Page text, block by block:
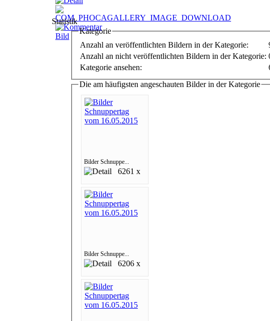
Statistik
Kategorie
Anzahl an veröffentlichten Bildern in der Kategorie:
Anzahl an nicht veröffentlichten Bildern in der Kategorie:
Kategorie ansehen:
Die am häufigsten angeschauten Bilder in der Kategorie
Bilder Schnuppe...
6261 x
Bilder Schnuppe...
6206 x